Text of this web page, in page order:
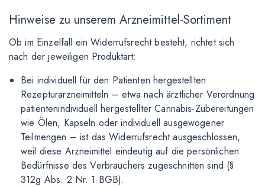
Hinweise zu unserem Arzneimittel-Sortiment
Ob im Einzelfall ein Widerrufsrecht besteht, richtet sich
nach der jeweiligen Produktart:
Bei individuell für den Patienten hergestellten
Rezepturarzneimitteln – etwa nach ärztlicher Verordnung
patientenindividuell hergestellter Cannabis-Zubereitungen
wie Ölen, Kapseln oder individuell ausgewogener
Teilmengen – ist das Widerrufsrecht ausgeschlossen,
weil diese Arzneimittel eindeutig auf die persönlichen
Bedürfnisse des Verbrauchers zugeschnitten sind (§
312g Abs. 2 Nr. 1 BGB).